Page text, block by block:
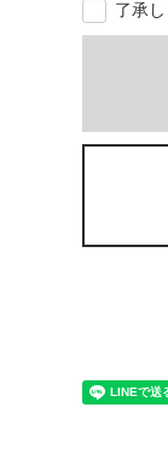
了承